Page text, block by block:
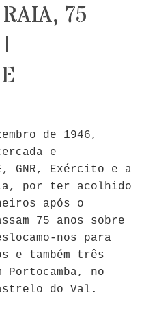
75
de 1946,
e
GNR, Exército e a
por ter acolhido
após o
75 anos sobre
nos para
e também três
Portocamba, no
do Val.